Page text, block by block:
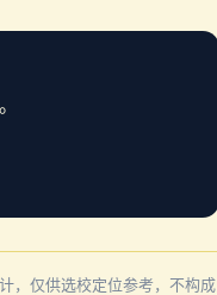
，仅供选校定位参考，不构成